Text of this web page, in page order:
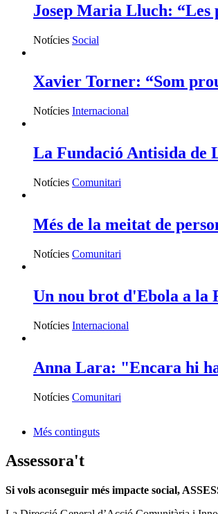
Josep Maria Lluch: “Les
Notícies Social
Xavier Torner: “Som
Notícies Internacional
La Fundació Antisida de
Notícies Comunitari
Més de la meitat de
Notícies Comunitari
Un nou brot d'Ebola a la
Notícies Internacional
Anna Lara: "Encara hi
Notícies Comunitari
Més continguts
Assessora't
Si vols aconseguir més impacte social,